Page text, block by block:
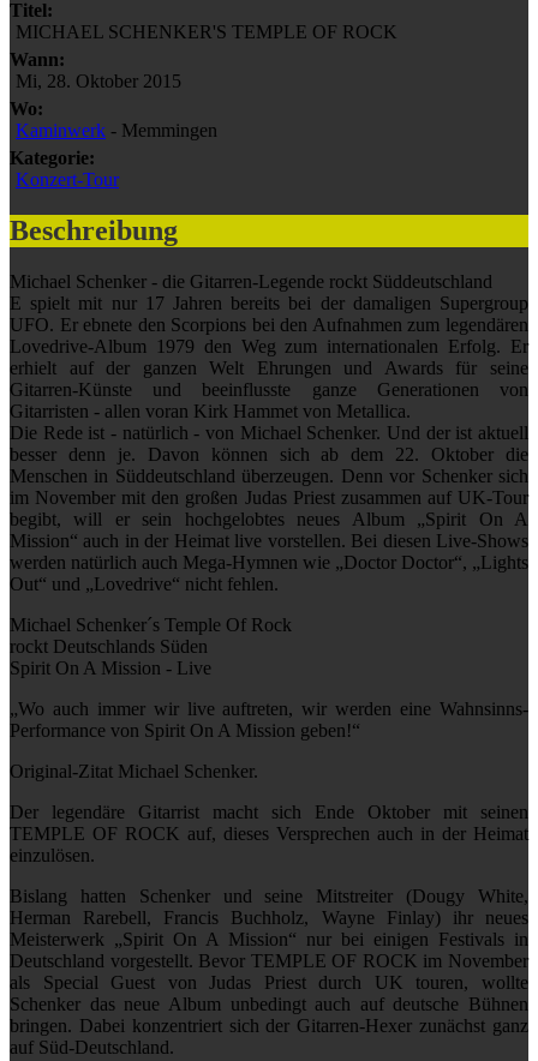
Titel:
MICHAEL SCHENKER'S TEMPLE OF ROCK
Wann:
Mi, 28. Oktober 2015
Wo:
Kaminwerk - Memmingen
Kategorie:
Konzert-Tour
Beschreibung
Michael Schenker - die Gitarren-Legende rockt Süddeutschland
E spielt mit nur 17 Jahren bereits bei der damaligen Supergroup
UFO. Er ebnete den Scorpions bei den Aufnahmen zum legendären
Lovedrive-Album 1979 den Weg zum internationalen Erfolg. Er
erhielt auf der ganzen Welt Ehrungen und Awards für seine
Gitarren-Künste und beeinflusste ganze Generationen von
Gitarristen - allen voran Kirk Hammet von Metallica.
Die Rede ist - natürlich - von Michael Schenker. Und der ist aktuell
besser denn je. Davon können sich ab dem 22. Oktober die
Menschen in Süddeutschland überzeugen. Denn vor Schenker sich
im November mit den großen Judas Priest zusammen auf UK-Tour
begibt, will er sein hochgelobtes neues Album „Spirit On A
Mission“ auch in der Heimat live vorstellen. Bei diesen Live-Shows
werden natürlich auch Mega-Hymnen wie „Doctor Doctor“, „Lights
Out“ und „Lovedrive“ nicht fehlen.
Michael Schenker´s Temple Of Rock
rockt Deutschlands Süden
Spirit On A Mission - Live
„Wo auch immer wir live auftreten, wir werden eine Wahnsinns-
Performance von Spirit On A Mission geben!“
Original-Zitat Michael Schenker.
Der legendäre Gitarrist macht sich Ende Oktober mit seinen
TEMPLE OF ROCK auf, dieses Versprechen auch in der Heimat
einzulösen.
Bislang hatten Schenker und seine Mitstreiter (Dougy White,
Herman Rarebell, Francis Buchholz, Wayne Finlay) ihr neues
Meisterwerk „Spirit On A Mission“ nur bei einigen Festivals in
Deutschland vorgestellt. Bevor TEMPLE OF ROCK im November
als Special Guest von Judas Priest durch UK touren, wollte
Schenker das neue Album unbedingt auch auf deutsche Bühnen
bringen. Dabei konzentriert sich der Gitarren-Hexer zunächst ganz
auf Süd-Deutschland.